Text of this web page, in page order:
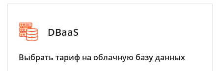
DBaaS
Выбрать тариф на облачную базу данных